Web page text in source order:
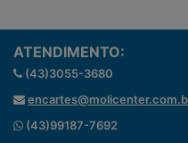
ATENDIMENTO:
(43)3055-3680
(43)99187-7692